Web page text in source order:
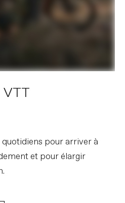
VTT
pour arriver à
et pour élargir